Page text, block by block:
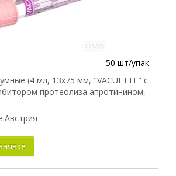
50 шт/упак
(4 мл, 13х75 мм, "VACUETTE" с
протеолиза апротинином,
Австрия